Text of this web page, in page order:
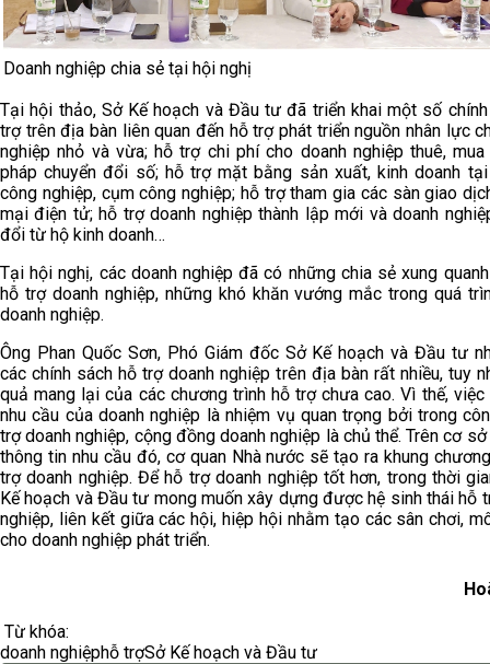
Doanh nghiệp chia sẻ tại hội nghị
Tại hội thảo, Sở Kế hoạch và Đầu tư đã triển khai một số
trợ trên địa bàn liên quan đến hỗ trợ phát triển nguồn nhân lực
nghiệp nhỏ và vừa; hỗ trợ chi phí cho doanh nghiệp thuê,
pháp chuyển đổi số; hỗ trợ mặt bằng sản xuất, kinh doanh
công nghiệp, cụm công nghiệp; hỗ trợ tham gia các sàn giao
mại điện tử; hỗ trợ doanh nghiệp thành lập mới và doanh
đổi từ hộ kinh doanh…
Tại hội nghị, các doanh nghiệp đã có những chia sẻ xung
hỗ trợ doanh nghiệp, những khó khăn vướng mắc trong quá
doanh nghiệp.
Ông Phan Quốc Sơn, Phó Giám đốc Sở Kế hoạch và Đầu tư
các chính sách hỗ trợ doanh nghiệp trên địa bàn rất nhiều, tuy
quả mang lại của các chương trình hỗ trợ chưa cao. Vì thế,
nhu cầu của doanh nghiệp là nhiệm vụ quan trọng bởi trong
trợ doanh nghiệp, cộng đồng doanh nghiệp là chủ thể. Trên cơ
thông tin nhu cầu đó, cơ quan Nhà nước sẽ tạo ra khung
trợ doanh nghiệp. Để hỗ trợ doanh nghiệp tốt hơn, trong thời
Kế hoạch và Đầu tư mong muốn xây dựng được hệ sinh thái hỗ
nghiệp, liên kết giữa các hội, hiệp hội nhằm tạo các sân chơi,
cho doanh nghiệp phát triển.
Từ khóa:
doanh nghiệphỗ trợSở Kế hoạch và Đầu tư